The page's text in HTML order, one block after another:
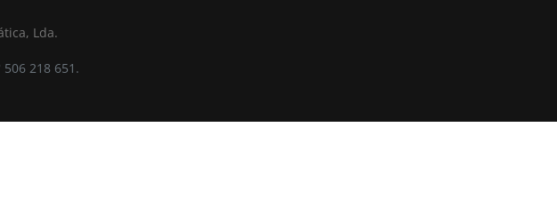
Lda.
218 651.